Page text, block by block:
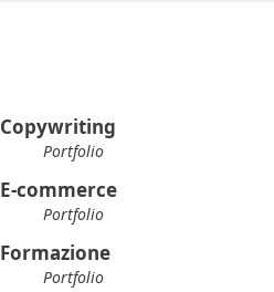
Copywriting
Portfolio
E-commerce
Portfolio
Formazione
Portfolio